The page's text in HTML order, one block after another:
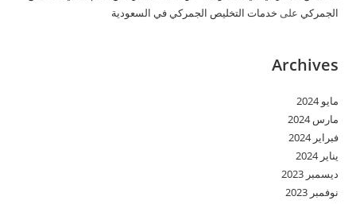
الجمركي على خدمات التخليص الجمركي في السعودية
Archives
مايو 2024
مارس 2024
فبراير 2024
يناير 2024
ديسمبر 2023
نوفمبر 2023